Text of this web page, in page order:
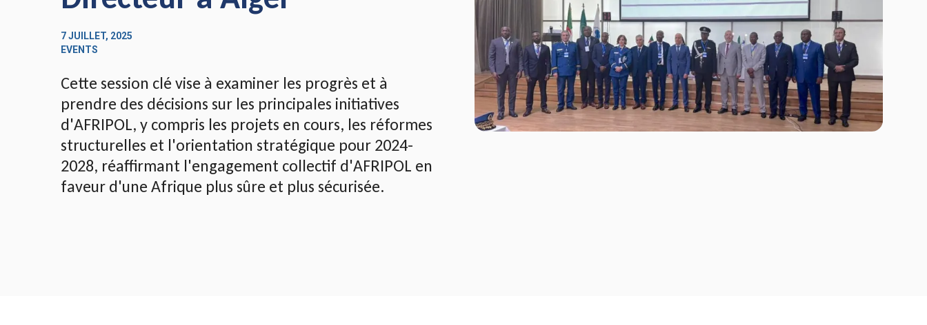
7 JUILLET, 2025
EVENTS
Cette session clé vise à examiner les progrès et à
prendre des décisions sur les principales initiatives
d'AFRIPOL, y compris les projets en cours, les réformes
structurelles et l'orientation stratégique pour 2024-
2028, réaffirmant l'engagement collectif d'AFRIPOL en
faveur d'une Afrique plus sûre et plus sécurisée.